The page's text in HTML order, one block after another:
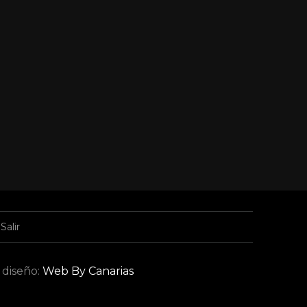
Salir
Web By Canarias